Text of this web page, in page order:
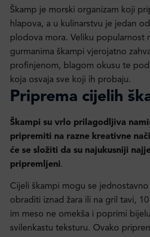
Škamp je morski organizam koji
hlapova, a u kulinarstvu je jedan
plodova mora. Veliku popularnost
gurmanima škampi vjerojatno
profinjenom, blagom okusu te
koja osvaja sve koji ih probaju.
Priprema cijelih
Škampi su vrlo prilagodljiva
pripremiti na razne kreativne
će se složiti da su najukusniji
pripremljeni.
Cijeli škampi mogu se
obraditi iznad žara ili na gril tavi,
im meso ne omekša i poprimi
svilenkastu teksturu. Ovako